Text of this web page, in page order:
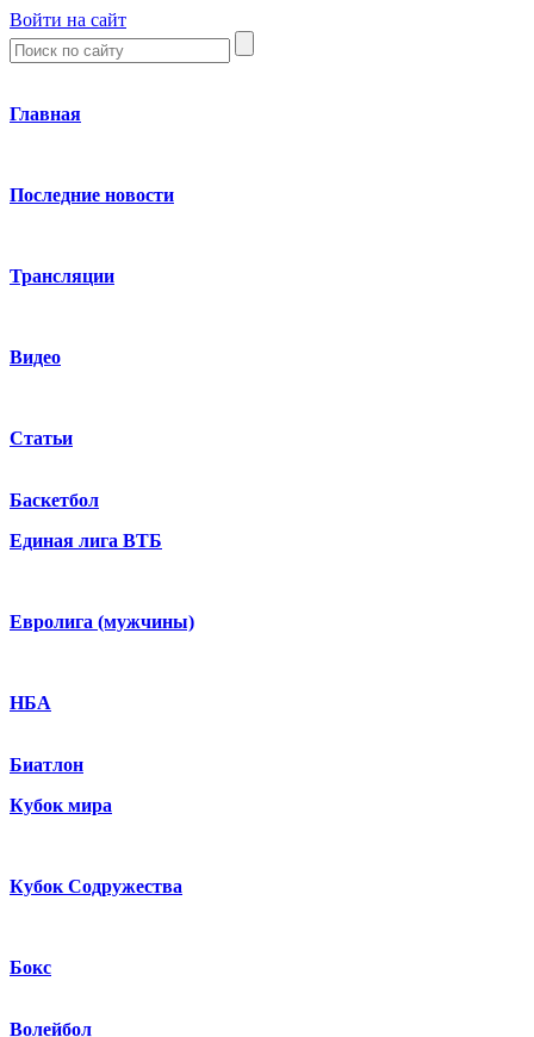
Войти на сайт
Главная
Последние новости
Трансляции
Видео
Статьи
Баскетбол
Единая лига ВТБ
Евролига (мужчины)
НБА
Биатлон
Кубок мира
Кубок Содружества
Бокс
Волейбол